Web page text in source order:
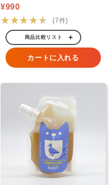
¥990
★★★★★ (7件)
商品比較リスト
カートに入れる